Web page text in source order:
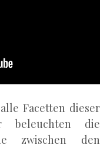
Facetten dieser
beleuchten die
zwischen den